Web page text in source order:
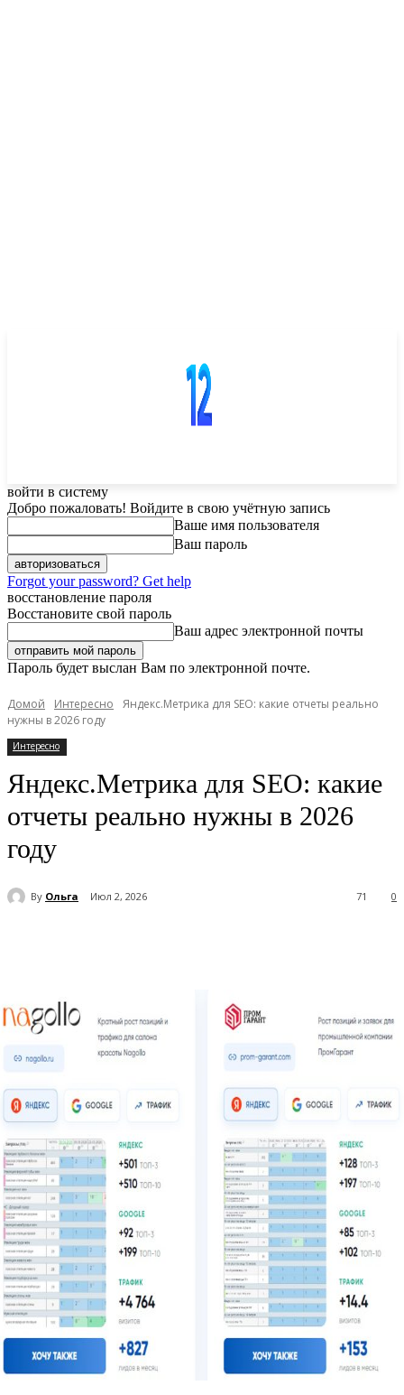
войти в систему
Добро пожаловать! Войдите в свою учётную запись
Ваше имя пользователя
Ваш пароль
Forgot your password? Get help
восстановление пароля
Восстановите свой пароль
Ваш адрес электронной почты
Пароль будет выслан Вам по электронной почте.
Домой Интересно
Яндекс.Метрика для SEO: какие отчеты реально
нужны в 2026 году
Интересно
Яндекс.Метрика для SEO: какие
отчеты реально нужны в 2026
году
By Ольга Июл 2, 2026 0
71